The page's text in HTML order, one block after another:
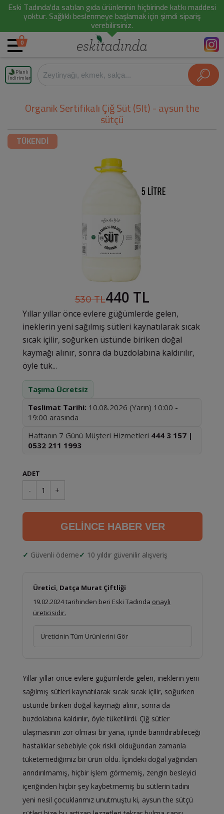
Eski Tadında'da satılan gıda ürünlerinin hiçbirinde katkı maddesi
yoktur. Sağlıklı beslenmeye başlamak için şimdi sipariş
verebilirsiniz.
0
Planlı
İndirimler
Organik Sertifikalı Çiğ Süt (5lt) - aysun the
sütçü
TÜKENDİ
530 TL440 TL
Yıllar yıllar önce evlere güğümlerde gelen,
ineklerin yeni sağılmış sütleri kaynatılarak sıcak
sıcak içilir, soğurken üstünde biriken doğal
kaymağı alınır, sonra da buzdolabına kaldırılır,
öyle tük...
Taşıma Ücretsiz
Teslimat Tarihi: 10.08.2026 (Yarın) 10:00 -
19:00 arasında
Haftanın 7 Günü Müşteri Hizmetleri 444 3 157 |
0532 211 1993
ADET
- 1 +
GELİNCE HABER VER
Güvenli ödeme 10 yıldır güvenilir alışveriş
Üretici, Datça Murat Çiftliği
19.02.2024 tarihinden beri Eski Tadında onaylı
üreticisidir.
Üreticinin Tüm Ürünlerini Gör
Yıllar yıllar önce evlere güğümlerde gelen, ineklerin yeni
sağılmış sütleri kaynatılarak sıcak sıcak içilir, soğurken
üstünde biriken doğal kaymağı alınır, sonra da
buzdolabına kaldırılır, öyle tüketilirdi. Çiğ sütler
ulaşmasının zor olması bir yana, içinde barındırabileceği
hastalıklar sebebiyle çok riskli olduğundan zamanla
tüketemediğimiz bir ürün oldu. İçindeki doğal yağından
arındırılmamış, hiçbir işlem görmemiş, zengin besleyici
içeriğinden hiçbir şey kaybetmemiş bu sütlerin tadını
yeni nesil çocuklarımız unutmuştu ki, aysun the sütçü